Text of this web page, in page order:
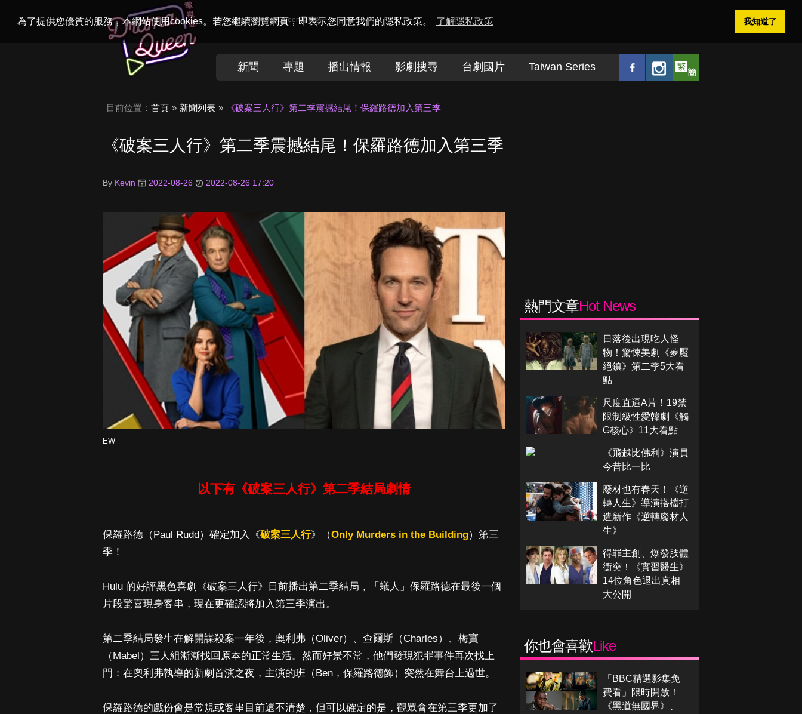
為了提供您優質的服務，本網站使用cookies。若您繼續瀏覽網頁，即表示您同意我們的隱私政策。 了解隱私政策 我知道了
Welcome toDramaQueen電視迷
新聞 專題 播出情報 影劇搜尋 台劇國片 Taiwan Series
目前位置： 首頁 新聞列表 《破案三人行》第二季震撼結尾！保羅路德加入第三季
《破案三人行》第二季震撼結尾！保羅路德加入第三季
By Kevin 2022-08-26 2022-08-26 17:20
EW
以下有《破案三人行》第二季結局劇情
保羅路德（Paul Rudd）確定加入《破案三人行》（Only Murders in the Building）第三
季！
Hulu 的好評黑色喜劇《破案三人行》日前播出第二季結局，「蟻人」保羅路德在最後一個
片段驚喜現身客串，現在更確認將加入第三季演出。
第二季結局發生在解開謀殺案一年後，奧利弗（Oliver）、查爾斯（Charles）、梅寶
（Mabel）三人組漸漸找回原本的正常生活。然而好景不常，他們發現犯罪事件再次找上
門：在奧利弗執導的新劇首演之夜，主演的班（Ben，保羅路德飾）突然在舞台上過世。
保羅路德的戲份會是常規或客串目前還不清楚，但可以確定的是，觀眾會在第三季更加了
熱門文章Hot News
日落後出現吃人怪
物！驚悚美劇《夢魘
絕鎮》第二季5大看
點
尺度直逼A片！19禁
限制級性愛韓劇《觸
G核心》11大看點
《飛越比佛利》演員
今昔比一比
廢材也有春天！《逆
轉人生》導演搭檔打
造新作《逆轉廢材人
生》
得罪主創、爆發肢體
衝突！《實習醫生》
14位角色退出真相
大公開
你也會喜歡Like
「BBC精選影集免
費看」限時開放！
《黑道無國界》、